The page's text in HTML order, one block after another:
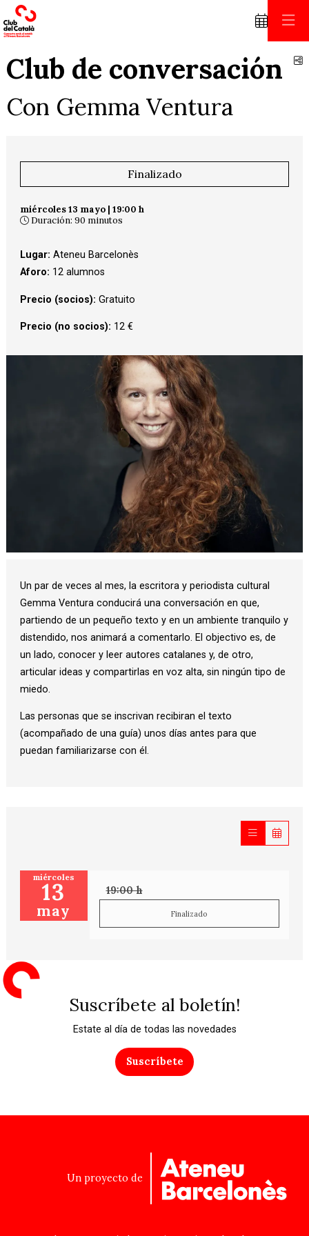
Club de conversación
Con Gemma Ventura
Finalizado
miércoles 13 mayo 19:00 h
Duración: 90 minutos
Lugar: Ateneu Barcelonès
Aforo: 12 alumnos
Precio (socios): Gratuito
Precio (no socios): 12 €
Un par de veces al mes, la escritora y periodista cultural
Gemma Ventura conducirá una conversación en que,
partiendo de un pequeño texto y en un ambiente tranquilo y
distendido, nos animará a comentarlo. El objectivo es, de
un lado, conocer y leer autores catalanes y, de otro,
articular ideas y compartirlas en voz alta, sin ningún tipo de
miedo.
Las personas que se inscrivan recibiran el texto
(acompañado de una guía) unos días antes para que
puedan familiarizarse con él.
miércoles
13
may
19:00 h
Finalizado
Suscríbete al boletín!
Estate al día de todas las novedades
Suscríbete
Un proyecto de